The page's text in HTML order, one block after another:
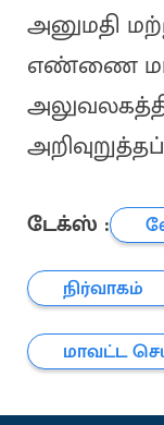
அனுமதி
எண்ணை
டேக்ஸ் :
நிர்வாகம்
மாவட்ட